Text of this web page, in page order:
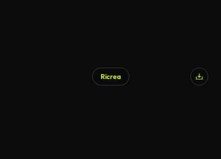
Ricrea